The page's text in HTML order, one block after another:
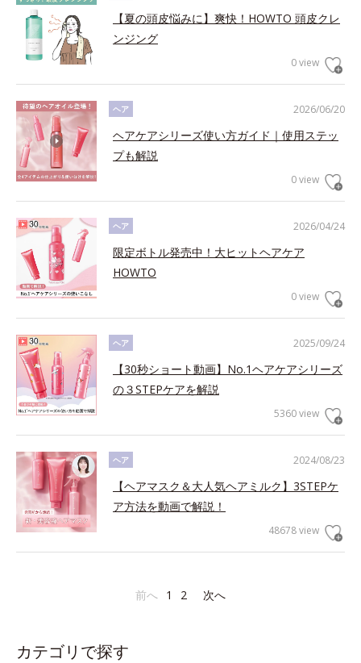
【夏の頭皮悩みに】爽快！HOWTO 頭皮クレ
ンジング
0 view
2026/06/20
ヘア
ヘアケアシリーズ使い方ガイド｜使用ステッ
プも解説
0 view
2026/04/24
ヘア
限定ボトル発売中！大ヒットヘアケア
HOWTO
0 view
2025/09/24
ヘア
【30秒ショート動画】No.1ヘアケアシリーズ
の３STEPケアを解説
5360 view
2024/08/23
ヘア
【ヘアマスク＆大人気ヘアミルク】3STEPケ
ア方法を動画で解説！
48678 view
前へ 1 2 次へ
カテゴリで探す